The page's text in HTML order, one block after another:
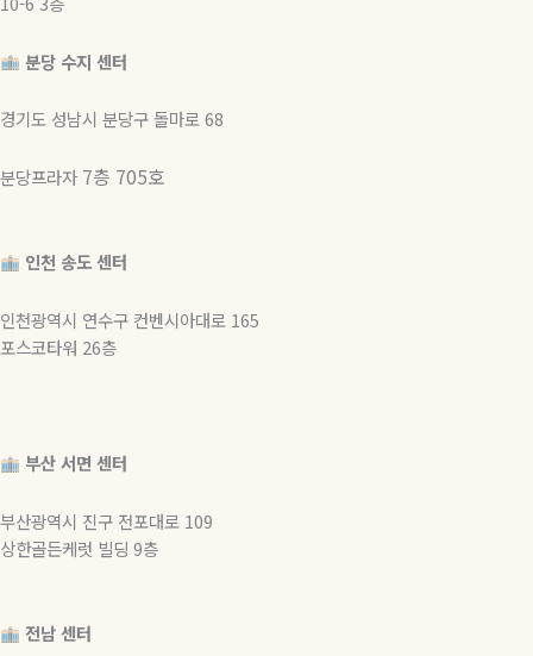
b
e
g
r
a
m
분당 수지 센터
경기도 성남시 분당구 돌마로 68
분당프라자 7층 705호
인천 송도 센터
인천광역시 연수구 컨벤시아대로 165
포스코타워 26층
부산 서면 센터
부산광역시 진구 전포대로 109
상한골든케럿 빌딩 9층
전남 센터